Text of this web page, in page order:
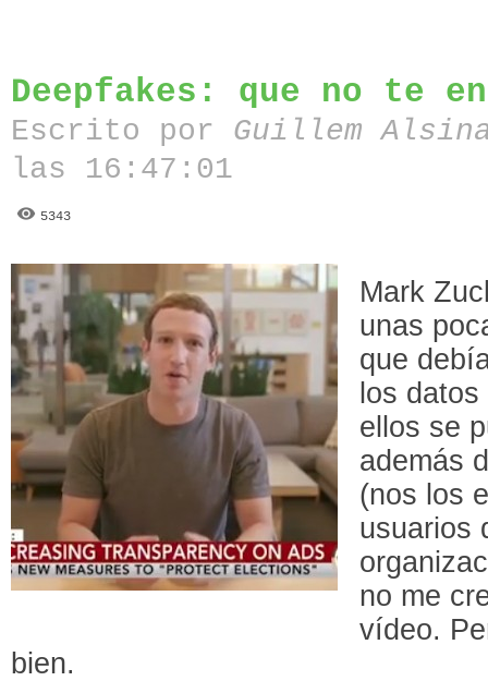
Deepfakes: que no te
Escrito por Guillem
las 16:47:01
5343
Mark
unas
que
los
ellos se
además
(nos los
usuarios
no me
vídeo.
bien.